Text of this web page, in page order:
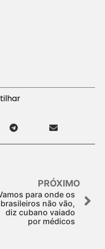
PRÓXIMO
para onde os
brasileiros não vão,
diz cubano vaiado
por médicos